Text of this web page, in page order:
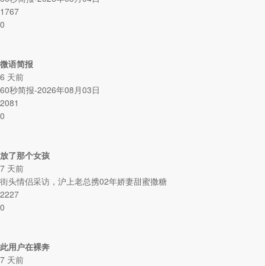
1767
0
微语简报
6 天前
60秒简报-2026年08月03日
2081
0
放了那个女孩
7 天前
街头情侣采访，沪上老总携02年娇妻甜蜜撒糖
2227
0
此用户在裸奔
7 天前